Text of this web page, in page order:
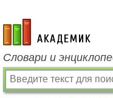
academic.ru
Словари и